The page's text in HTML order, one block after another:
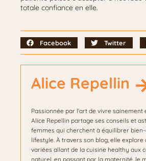
totale confiance en elle.
Facebook Twitter
Alice Repellin
Passionnée par l’art de vivre
Alice Repellin partage ses conseils et
femmes qui cherchent à équilibrer
lifestyle. À travers son blog, elle explore
variées allant de la cuisine healthy aux
naturel, en passant par la maternité, le